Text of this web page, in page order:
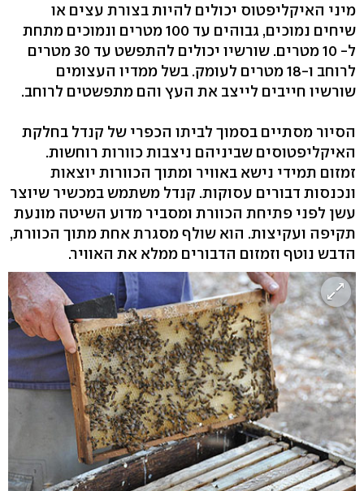
מיני האיקליפטוס יכולים להיות בצורת עצים או
שיחים נמוכים, גבוהים עד 100 מטרים ונמוכים מתחת
ל- 10 מטרים. שורשיו יכולים להתפשט עד 30 מטרים
לרוחב ו-18 מטרים לעומק. בשל ממדיו העצומים
שורשיו חייבים לייצב את העץ והם מתפשטים לרוחב.
הסיור מסתיים בסמוך לביתו הכפרי של קנדל בחלקת
האיקליפטוסים שביניהם ניצבות כוורות רוחשות.
זמזום תמידי נישא באוויר ומתוך הכוורות יוצאות
ונכנסות דבורים עסוקות. קנדל משתמש במכשיר שיוצר
עשן לפני פתיחת הכוורת ומסביר מדוע השיטה מונעת
תקיפה ועקיצות. הוא שולף מסגרת אחת מתוך הכוורת,
הדבש נוטף וזמזום הדבורים ממלא את האוויר.